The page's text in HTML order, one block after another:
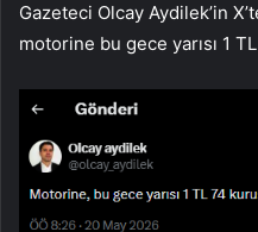
Gazeteci Olcay Aydilek’in
motorine bu gece yarısı 1